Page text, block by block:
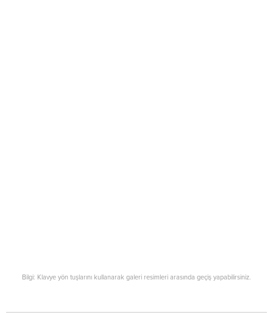
Bilgi: Klavye yön tuşlarını kullanarak galeri resimleri arasında geçiş yapabilirsiniz.